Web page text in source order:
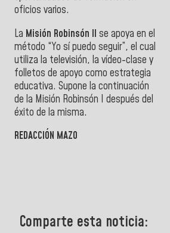
oficios varios.
La Misión Robinsón II se apoya en el
método “Yo sí puedo seguir”, el cual
utiliza la televisión, la vídeo-clase y
folletos de apoyo como estrategia
educativa. Supone la continuación
de la Misión Robinsón I después del
éxito de la misma.
REDACCIÓN MAZO
Comparte esta noticia: